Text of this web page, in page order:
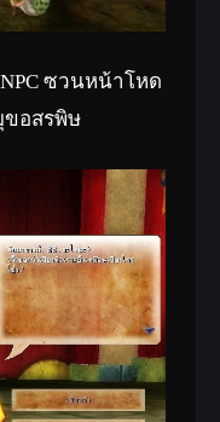
ซวนหน้าโหด
ขอสรพิษ